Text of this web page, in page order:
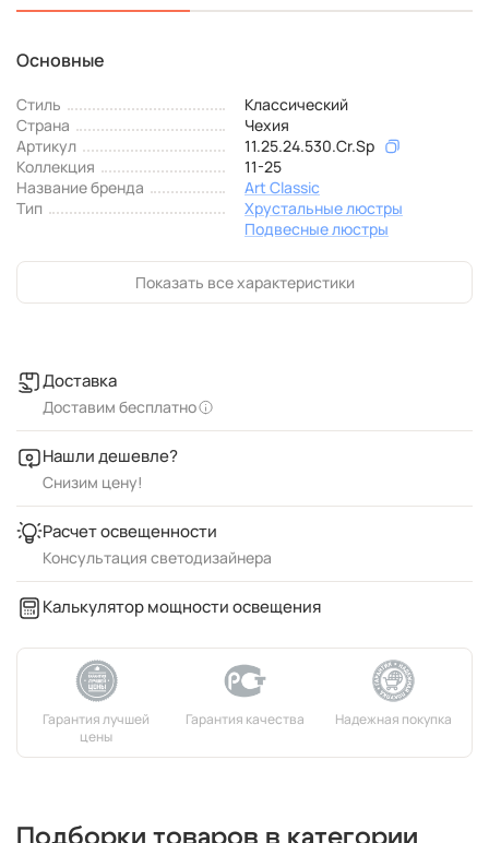
Основные
Стиль
Классический
Страна
Чехия
Артикул
11.25.24.530.Cr.Sp
Коллекция
11-25
Название бренда
Art Classic
Тип
Хрустальные люстры
Подвесные люстры
Показать все характеристики
Доставка
Доставим бесплатно
Нашли дешевле?
Снизим цену!
Расчет освещенности
Консультация светодизайнера
Калькулятор мощности освещения
Подборки товаров в категории